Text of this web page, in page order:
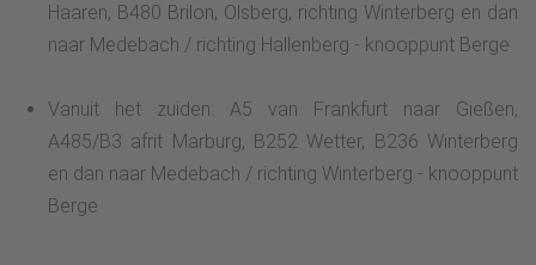
Haaren, B480 Brilon, Olsberg, richting Winterberg en dan
naar Medebach / richting Hallenberg - knooppunt Berge
Vanuit het zuiden: A5 van Frankfurt naar Gießen,
A485/B3 afrit Marburg, B252 Wetter, B236 Winterberg
en dan naar Medebach / richting Winterberg - knooppunt
Berge